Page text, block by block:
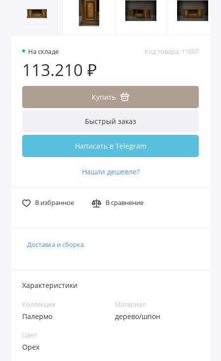
На складе Код товара: 11607
113.210 ₽
Купить
Быстрый заказ
Написать в Telegram
Нашли дешевле?
В избранное В сравнение
Доставка и сборка
Характеристики
Коллекция
Палермо
Материал
дерево/шпон
Цвет
Орех